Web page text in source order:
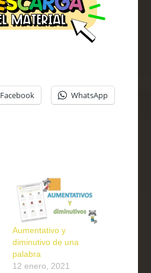
Facebook WhatsApp
Aumentativo y
diminutivo de una
palabra
12 enero, 2021